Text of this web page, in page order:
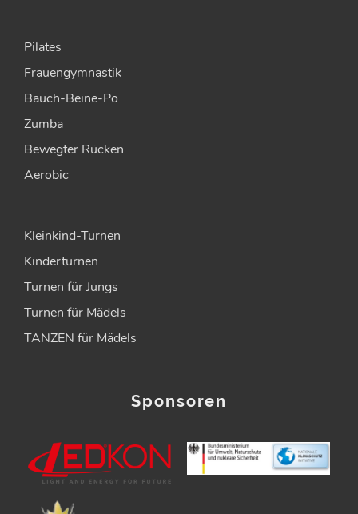
Pilates
Frauengymnastik
Bauch-Beine-Po
Zumba
Bewegter Rücken
Aerobic
Kleinkind-Turnen
Kinderturnen
Turnen für Jungs
Turnen für Mädels
TANZEN für Mädels
Sponsoren